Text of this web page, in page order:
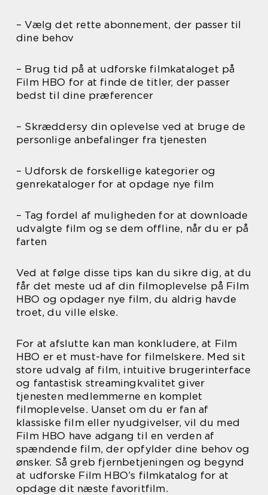
– Vælg det rette abonnement, der passer til
dine behov
– Brug tid på at udforske filmkataloget på
Film HBO for at finde de titler, der passer
bedst til dine præferencer
– Skræddersy din oplevelse ved at bruge de
personlige anbefalinger fra tjenesten
– Udforsk de forskellige kategorier og
genrekataloger for at opdage nye film
– Tag fordel af muligheden for at downloade
udvalgte film og se dem offline, når du er på
farten
Ved at følge disse tips kan du sikre dig, at du
får det meste ud af din filmoplevelse på Film
HBO og opdager nye film, du aldrig havde
troet, du ville elske.
For at afslutte kan man konkludere, at Film
HBO er et must-have for filmelskere. Med sit
store udvalg af film, intuitive brugerinterface
og fantastisk streamingkvalitet giver
tjenesten medlemmerne en komplet
filmoplevelse. Uanset om du er fan af
klassiske film eller nyudgivelser, vil du med
Film HBO have adgang til en verden af
spændende film, der opfylder dine behov og
ønsker. Så greb fjernbetjeningen og begynd
at udforske Film HBO’s filmkatalog for at
opdage dit næste favoritfilm.